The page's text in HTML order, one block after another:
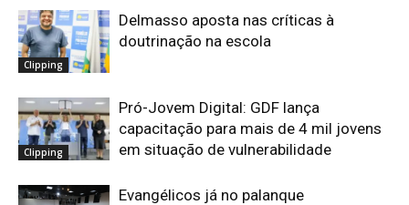
Clipping
Delmasso aposta nas críticas à
doutrinação na escola
Clipping
Pró-Jovem Digital: GDF lança
capacitação para mais de 4 mil jovens
em situação de vulnerabilidade
Evangélicos já no palanque